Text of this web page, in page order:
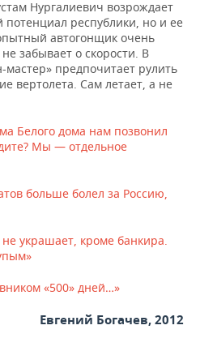
Нургалиевич возрождает
республики, но и ее
автогонщик очень
забывает о скорости. В
мастер» предпочитает рулить
вертолета. Сам летает, а не
Белого дома нам позвонил
Мы — отдельное
больше болел за Россию,
не украшает, кроме банкира.
«500» дней…»
Евгений Богачев, 2012